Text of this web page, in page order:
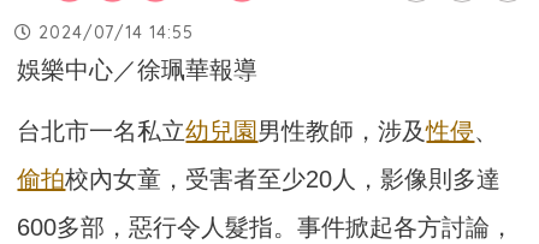
2024/07/14 14:55
娛樂中心／徐珮華報導
台北市一名私立幼兒園 男性教師，涉及性侵、
偷拍校內女童，受害者至少20人，影像則多達
600多部，惡行令人髮指。事件掀起各方討論，